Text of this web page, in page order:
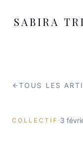
SABIRA
TOUS LES
COLLECTIF 3